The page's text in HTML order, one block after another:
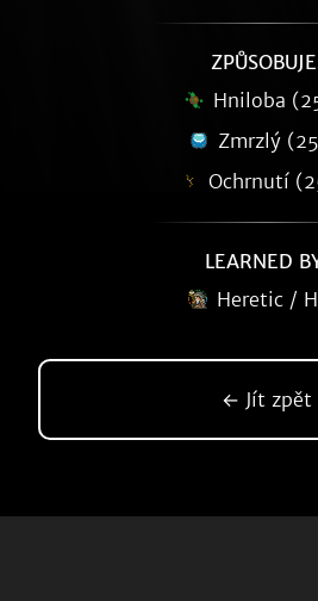
Hniloba
Zmrzlý
Ochrnutí
LEARNED
Heretic /
← Jít zpět